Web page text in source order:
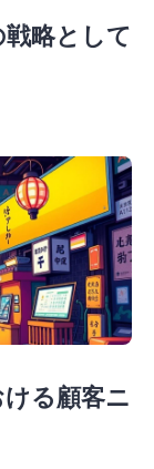
略として
る顧客ニ